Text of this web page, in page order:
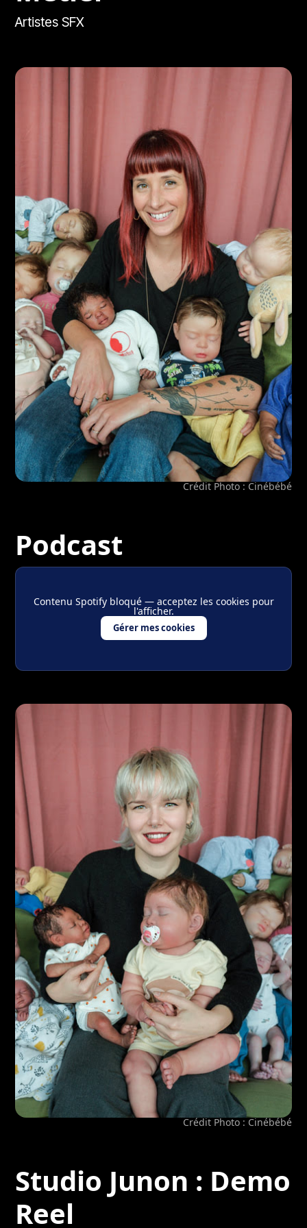
Artistes SFX
Crédit Photo : Cinébébé
Podcast
Contenu Spotify bloqué — acceptez les cookies pour
l'afficher.
Gérer mes cookies
Crédit Photo : Cinébébé
Studio Junon : Demo
Reel